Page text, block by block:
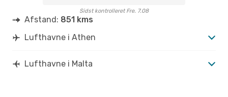
Sidst kontrolleret Fre. 7.08
Afstand: 851 kms
Lufthavne i Athen
Lufthavne i Malta